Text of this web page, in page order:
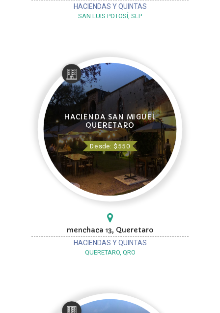
HACIENDAS Y QUINTAS
SAN LUIS POTOSÍ, SLP
HACIENDA SAN MIGUEL
QUERETARO
Desde: $550
menchaca 13, Queretaro
HACIENDAS Y QUINTAS
QUERETARO, QRO